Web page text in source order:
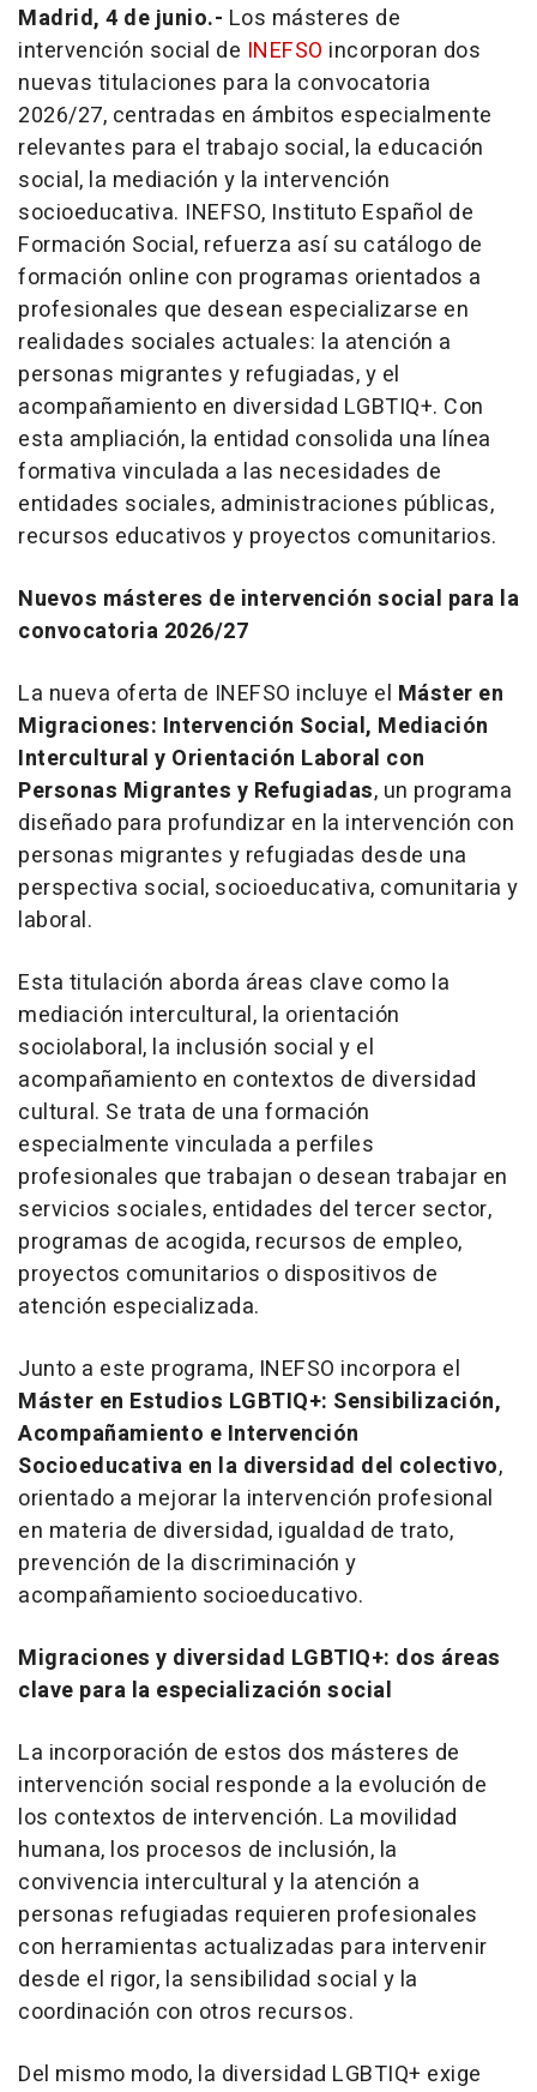
Madrid, 4 de junio.- Los másteres de
intervención social de INEFSO incorporan dos
nuevas titulaciones para la convocatoria
2026/27, centradas en ámbitos especialmente
relevantes para el trabajo social, la educación
social, la mediación y la intervención
socioeducativa. INEFSO, Instituto Español de
Formación Social, refuerza así su catálogo de
formación online con programas orientados a
profesionales que desean especializarse en
realidades sociales actuales: la atención a
personas migrantes y refugiadas, y el
acompañamiento en diversidad LGBTIQ+. Con
esta ampliación, la entidad consolida una línea
formativa vinculada a las necesidades de
entidades sociales, administraciones públicas,
recursos educativos y proyectos comunitarios.
Nuevos másteres de intervención social para la
convocatoria 2026/27
La nueva oferta de INEFSO incluye el Máster en
Migraciones: Intervención Social, Mediación
Intercultural y Orientación Laboral con
Personas Migrantes y Refugiadas, un programa
diseñado para profundizar en la intervención con
personas migrantes y refugiadas desde una
perspectiva social, socioeducativa, comunitaria y
laboral.
Esta titulación aborda áreas clave como la
mediación intercultural, la orientación
sociolaboral, la inclusión social y el
acompañamiento en contextos de diversidad
cultural. Se trata de una formación
especialmente vinculada a perfiles
profesionales que trabajan o desean trabajar en
servicios sociales, entidades del tercer sector,
programas de acogida, recursos de empleo,
proyectos comunitarios o dispositivos de
atención especializada.
Junto a este programa, INEFSO incorpora el
Máster en Estudios LGBTIQ+: Sensibilización,
Acompañamiento e Intervención
Socioeducativa en la diversidad del colectivo,
orientado a mejorar la intervención profesional
en materia de diversidad, igualdad de trato,
prevención de la discriminación y
acompañamiento socioeducativo.
Migraciones y diversidad LGBTIQ+: dos áreas
clave para la especialización social
La incorporación de estos dos másteres de
intervención social responde a la evolución de
los contextos de intervención. La movilidad
humana, los procesos de inclusión, la
convivencia intercultural y la atención a
personas refugiadas requieren profesionales
con herramientas actualizadas para intervenir
desde el rigor, la sensibilidad social y la
coordinación con otros recursos.
Del mismo modo, la diversidad LGBTIQ+ exige